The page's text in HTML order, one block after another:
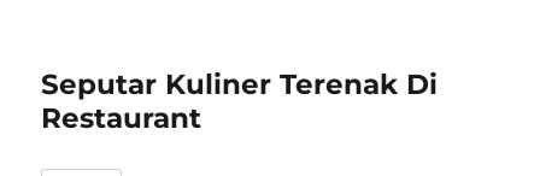
Seputar Kuliner Terenak Di
Restaurant